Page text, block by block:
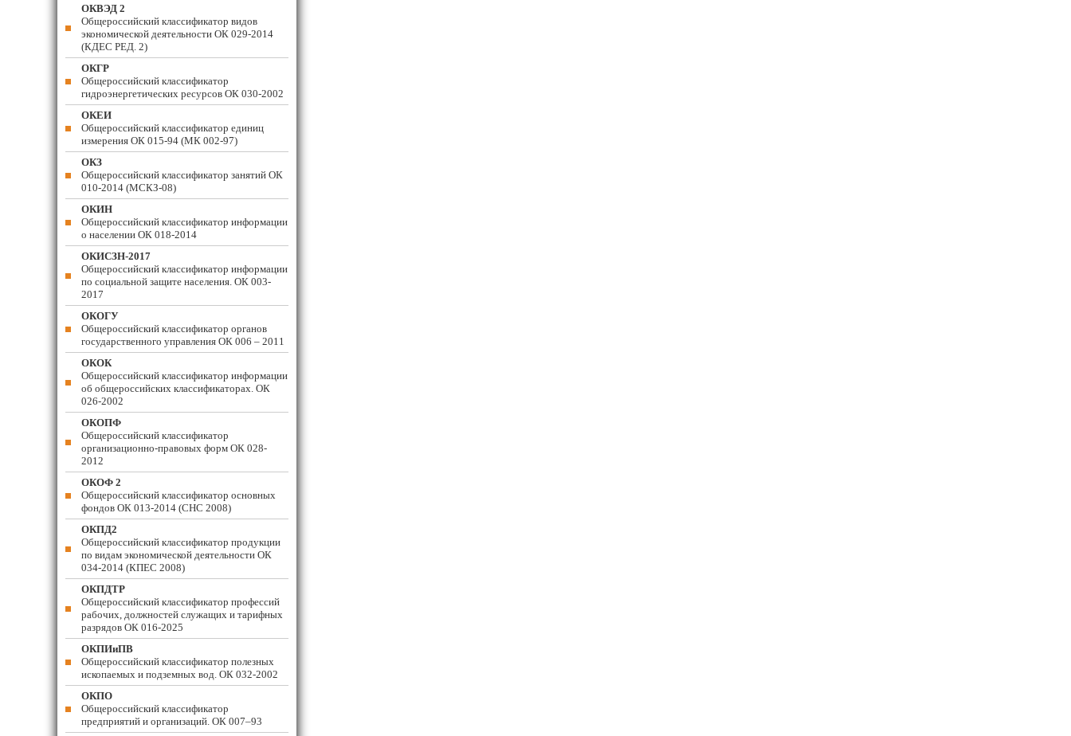
ОКВЭД 2
Общероссийский классификатор видов
экономической деятельности ОК 029-2014
(КДЕС РЕД. 2)
ОКГР
Общероссийский классификатор
гидроэнергетических ресурсов ОК 030-2002
ОКЕИ
Общероссийский классификатор единиц
измерения ОК 015-94 (МК 002-97)
ОКЗ
Общероссийский классификатор занятий ОК
010-2014 (МСКЗ-08)
ОКИН
Общероссийский классификатор информации
о населении ОК 018-2014
ОКИСЗН-2017
Общероссийский классификатор информации
по социальной защите населения. ОК 003-
2017
ОКОГУ
Общероссийский классификатор органов
государственного управления ОК 006 – 2011
ОКОК
Общероссийский классификатор информации
об общероссийских классификаторах. ОК
026-2002
ОКОПФ
Общероссийский классификатор
организационно-правовых форм ОК 028-
2012
ОКОФ 2
Общероссийский классификатор основных
фондов ОК 013-2014 (СНС 2008)
ОКПД2
Общероссийский классификатор продукции
по видам экономической деятельности ОК
034-2014 (КПЕС 2008)
ОКПДТР
Общероссийский классификатор профессий
рабочих, должностей служащих и тарифных
разрядов ОК 016-2025
ОКПИиПВ
Общероссийский классификатор полезных
ископаемых и подземных вод. ОК 032-2002
ОКПО
Общероссийский классификатор
предприятий и организаций. ОК 007–93